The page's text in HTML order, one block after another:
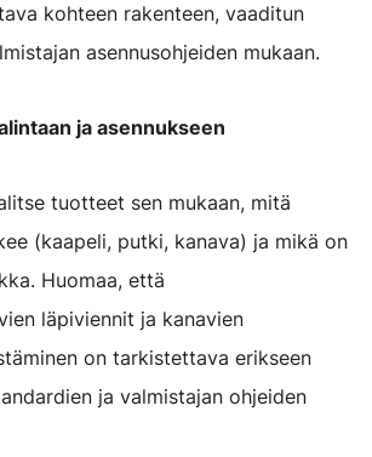
kohteen rakenteen, vaaditun
asennusohjeiden mukaan.
ja asennukseen
tuotteet sen mukaan, mitä
(kaapeli, putki, kanava) ja mikä on
Huomaa, että
läpiviennit ja kanavien
on tarkistettava erikseen
ja valmistajan ohjeiden